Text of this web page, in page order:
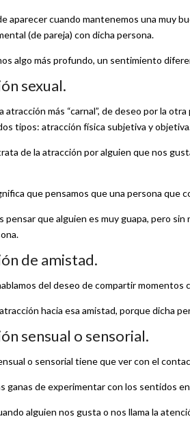
aparecer cuando mantenemos una muy
(de pareja) con dicha persona.
algo más profundo, un sentimiento
sexual.
atracción más “carnal”, de deseo por la
tipos: atracción física subjetiva y
de la atracción por alguien que nos
que pensamos que una persona que
pensar que alguien es muy guapa, pero
de amistad.
del deseo de compartir momentos
hacia esa amistad, porque dicha
sensual o sensorial.
o sensorial tiene que ver con el
ganas de experimentar con los sentidos
alguien nos gusta o nos llama la